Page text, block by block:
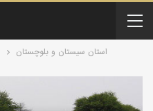
استان سیستان و بلوچستان